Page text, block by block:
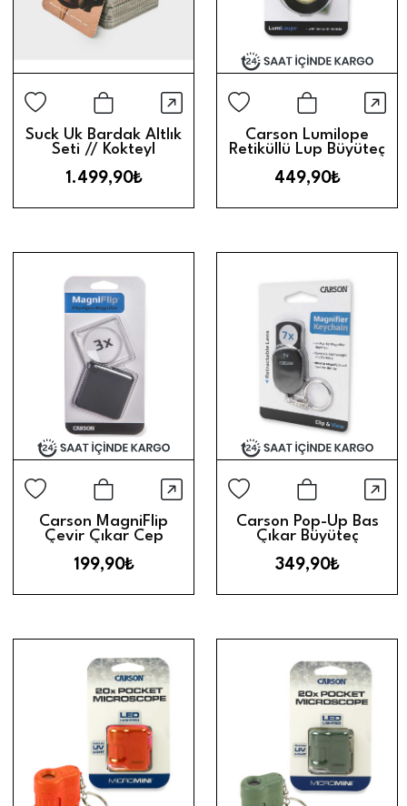
Sepete Ekle
Hızlı Görünüm
Suck Uk Bardak Altlık
Seti // Kokteyl
1.499,90₺
Sepete
Carson Lumilope
Retiküllü Lup Büyüteç
449,90₺
Sepete Ekle
Hızlı Görünüm
Carson MagniFlip
Çevir Çıkar Cep
199,90₺
Sepete
Carson Pop-Up Bas
Çıkar Büyüteç
349,90₺